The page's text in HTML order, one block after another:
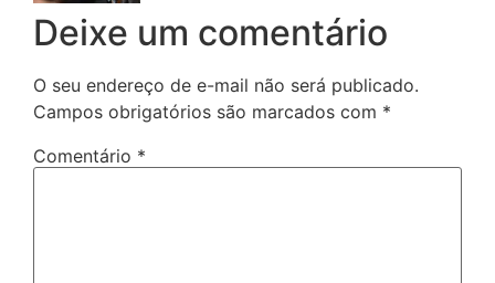
Deixe um comentário
O seu endereço de e-mail não será publicado.
Campos obrigatórios são marcados com *
Comentário *